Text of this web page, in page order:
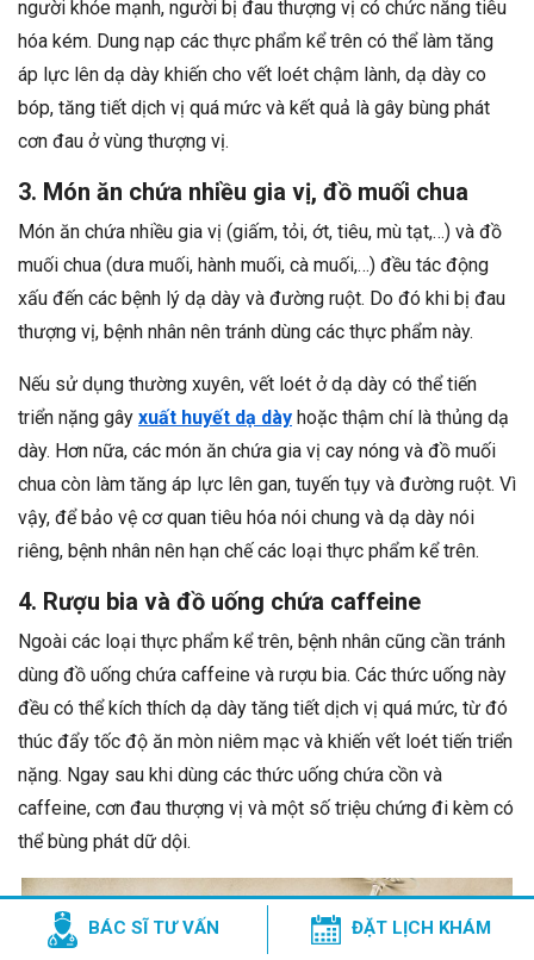
người khỏe mạnh, người bị đau thượng vị có chức năng tiêu
hóa kém. Dung nạp các thực phẩm kể trên có thể làm tăng
áp lực lên dạ dày khiến cho vết loét chậm lành, dạ dày co
bóp, tăng tiết dịch vị quá mức và kết quả là gây bùng phát
cơn đau ở vùng thượng vị.
3. Món ăn chứa nhiều gia vị, đồ muối chua
Món ăn chứa nhiều gia vị (giấm, tỏi, ớt, tiêu, mù tạt,…) và đồ
muối chua (dưa muối, hành muối, cà muối,…) đều tác động
xấu đến các bệnh lý dạ dày và đường ruột. Do đó khi bị đau
thượng vị, bệnh nhân nên tránh dùng các thực phẩm này.
Nếu sử dụng thường xuyên, vết loét ở dạ dày có thể tiến
triển nặng gây xuất huyết dạ dày hoặc thậm chí là thủng dạ
dày. Hơn nữa, các món ăn chứa gia vị cay nóng và đồ muối
chua còn làm tăng áp lực lên gan, tuyến tụy và đường ruột. Vì
vậy, để bảo vệ cơ quan tiêu hóa nói chung và dạ dày nói
riêng, bệnh nhân nên hạn chế các loại thực phẩm kể trên.
4. Rượu bia và đồ uống chứa caffeine
Ngoài các loại thực phẩm kể trên, bệnh nhân cũng cần tránh
dùng đồ uống chứa caffeine và rượu bia. Các thức uống này
đều có thể kích thích dạ dày tăng tiết dịch vị quá mức, từ đó
thúc đẩy tốc độ ăn mòn niêm mạc và khiến vết loét tiến triển
nặng. Ngay sau khi dùng các thức uống chứa cồn và
caffeine, cơn đau thượng vị và một số triệu chứng đi kèm có
thể bùng phát dữ dội.
BÁC SĨ TƯ VẤN ĐẶT LỊCH KHÁM